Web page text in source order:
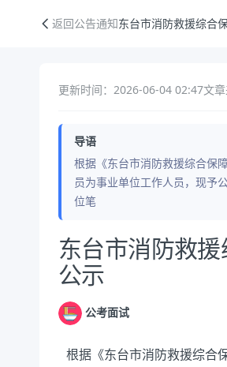
返回公告通知东台市消防救援综合
更新时间：2026-06-04 02:47文
导语
根据《东台市消防救援综合保
员为事业单位工作人员，现予
位笔
公告正文
东台市消防救
公示
公考面试
根据《东台市消防救援综合